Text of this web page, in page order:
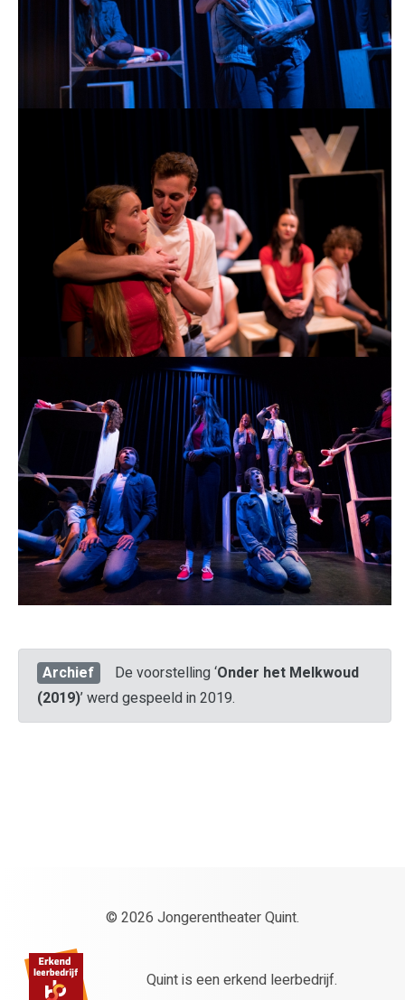
Archief De voorstelling ‘Onder het Melkwoud
(2019)’ werd gespeeld in 2019.
© 2026 Jongerentheater Quint.
Quint is een erkend leerbedrijf.